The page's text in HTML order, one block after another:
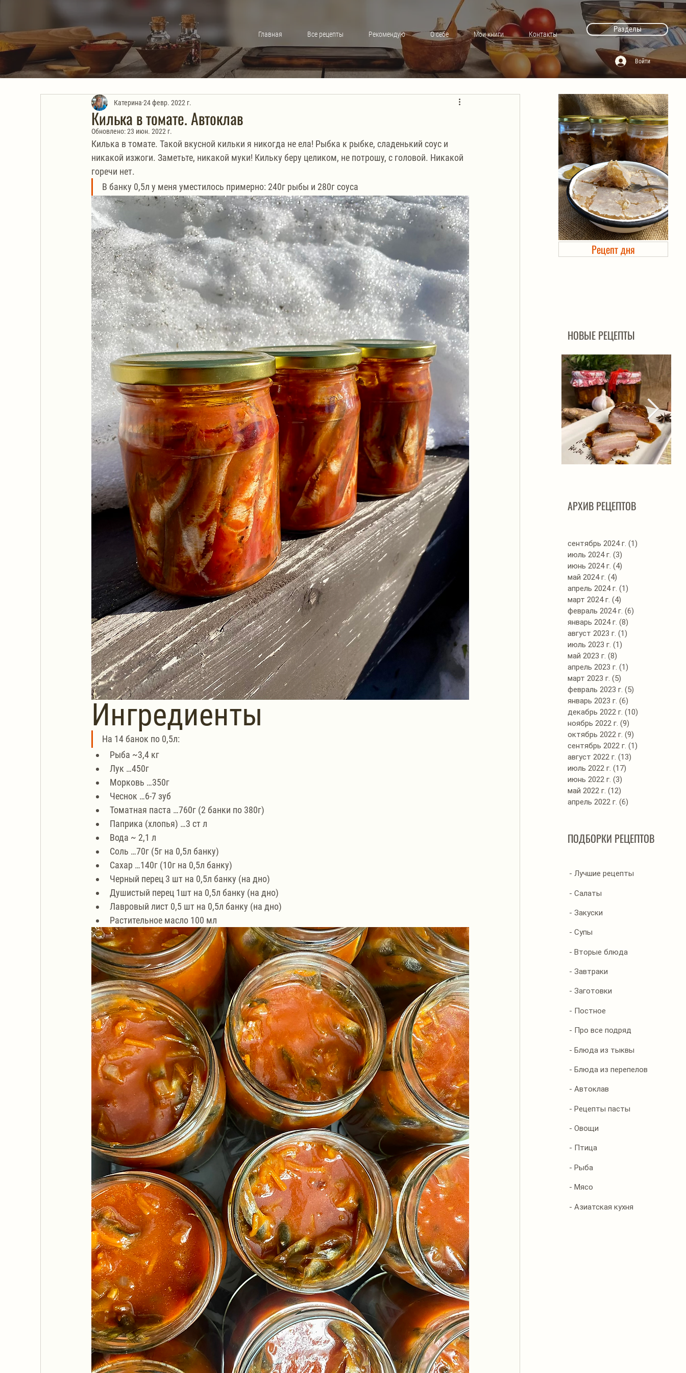
Главная Все рецепты Рекомендую О себе Мои книги Контакты
Разделы
Войти
Килька в томате. Автоклав
Катерина 24 февр. 2022 г.
Обновлено:23 июн. 2022 г.
Килька в томате. Такой вкусной кильки я никогда не ела! Рыбка к рыбке, сладенький соус и
никакой изжоги. Заметьте, никакой муки! Кильку беру целиком, не потрошу, с головой. Никакой
горечи нет.
В банку 0,5л у меня уместилось примерно: 240г рыбы и 280г соуса
Ингредиенты
На 14 банок по 0,5л:
Рыба ~3,4 кг
Лук …450г
Морковь …350г
Чеснок …6-7 зуб
Томатная паста …760г (2 банки по 380г)
Паприка (хлопья) …3 ст л
Вода ~ 2,1 л
Соль …70г (5г на 0,5л банку)
Сахар …140г (10г на 0,5л банку)
Черный перец 3 шт на 0,5л банку (на дно)
Душистый перец 1шт на 0,5л банку (на дно)
Лавровый лист 0,5 шт на 0,5л банку (на дно)
Растительное масло 100 мл
Холодец в банке. Автоклав
Рецепт дня
НОВЫЕ РЕЦЕПТЫ
соусе
АРХИВ РЕЦЕПТОВ
сентябрь 2024 г. (1)
июль 2024 г. (3)
июнь 2024 г. (4)
май 2024 г. (4)
апрель 2024 г. (1)
март 2024 г. (4)
февраль 2024 г. (6)
январь 2024 г. (8)
август 2023 г. (1)
июль 2023 г. (1)
май 2023 г. (8)
апрель 2023 г. (1)
март 2023 г. (5)
февраль 2023 г. (5)
январь 2023 г. (6)
декабрь 2022 г. (10)
ноябрь 2022 г. (9)
октябрь 2022 г. (9)
сентябрь 2022 г. (1)
август 2022 г. (13)
июль 2022 г. (17)
июнь 2022 г. (3)
май 2022 г. (12)
апрель 2022 г. (6)
ПОДБОРКИ РЕЦЕПТОВ
- Лучшие рецепты
- Салаты
- Закуски
- Супы
- Вторые блюда
- Завтраки
- Заготовки
- Постное
- Про все подряд
- Блюда из тыквы
- Блюда из перепелов
- Автоклав
- Рецепты пасты
- Овощи
- Птица
- Рыба
- Мясо
- Азиатская кухня